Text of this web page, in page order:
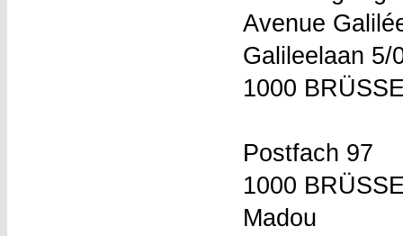
Avenue
Galileelaan 5/
1000
Postfach 97
1000
Madou